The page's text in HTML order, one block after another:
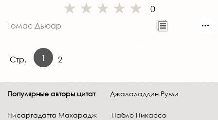
0
Томас Дьюар
Стр. 1 2
Популярные авторы цитат Джалаладдин Руми
Нисаргадатта Махарадж Пабло Пикассо